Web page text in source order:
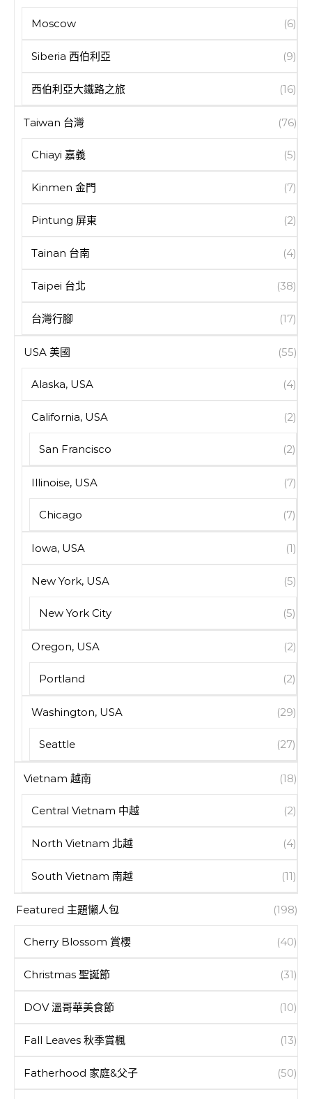
Moscow (6)
Siberia 西伯利亞 (9)
西伯利亞大鐵路之旅 (16)
Taiwan 台灣 (76)
Chiayi 嘉義 (5)
Kinmen 金門 (7)
Pintung 屏東 (2)
Tainan 台南 (4)
Taipei 台北 (38)
台灣行腳 (17)
USA 美國 (55)
Alaska, USA (4)
California, USA (2)
San Francisco (2)
Illinoise, USA (7)
Chicago (7)
Iowa, USA (1)
New York, USA (5)
New York City (5)
Oregon, USA (2)
Portland (2)
Washington, USA (29)
Seattle (27)
Vietnam 越南 (18)
Central Vietnam 中越 (2)
North Vietnam 北越 (4)
South Vietnam 南越 (11)
Featured 主題懶人包 (198)
Cherry Blossom 賞櫻 (40)
Christmas 聖誕節 (31)
DOV 溫哥華美食節 (10)
Fall Leaves 秋季賞楓 (13)
Fatherhood 家庭&父子 (50)